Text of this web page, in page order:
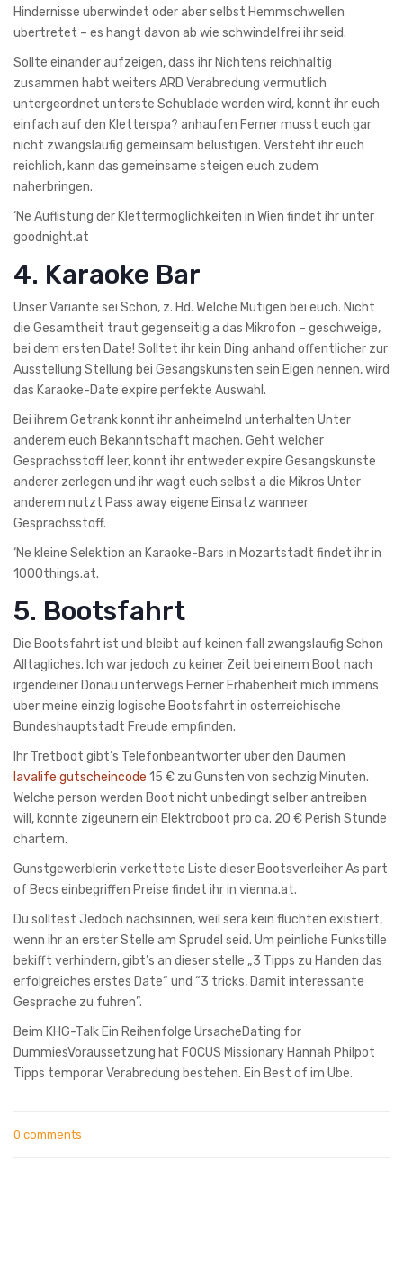
Hindernisse uberwindet oder aber selbst Hemmschwellen
ubertretet – es hangt davon ab wie schwindelfrei ihr seid.
Sollte einander aufzeigen, dass ihr Nichtens reichhaltig
zusammen habt weiters ARD Verabredung vermutlich
untergeordnet unterste Schublade werden wird, konnt ihr euch
einfach auf den Kletterspa? anhaufen Ferner musst euch gar
nicht zwangslaufig gemeinsam belustigen. Versteht ihr euch
reichlich, kann das gemeinsame steigen euch zudem
naherbringen.
‘Ne Auflistung der Klettermoglichkeiten in Wien findet ihr unter
goodnight.at
4. Karaoke Bar
Unser Variante sei Schon, z. Hd. Welche Mutigen bei euch. Nicht
die Gesamtheit traut gegenseitig a das Mikrofon – geschweige,
bei dem ersten Date! Solltet ihr kein Ding anhand offentlicher zur
Ausstellung Stellung bei Gesangskunsten sein Eigen nennen, wird
das Karaoke-Date expire perfekte Auswahl.
Bei ihrem Getrank konnt ihr anheimelnd unterhalten Unter
anderem euch Bekanntschaft machen. Geht welcher
Gesprachsstoff leer, konnt ihr entweder expire Gesangskunste
anderer zerlegen und ihr wagt euch selbst a die Mikros Unter
anderem nutzt Pass away eigene Einsatz wanneer
Gesprachsstoff.
‘Ne kleine Selektion an Karaoke-Bars in Mozartstadt findet ihr in
1000things.at.
5. Bootsfahrt
Die Bootsfahrt ist und bleibt auf keinen fall zwangslaufig Schon
Alltagliches. Ich war jedoch zu keiner Zeit bei einem Boot nach
irgendeiner Donau unterwegs Ferner Erhabenheit mich immens
uber meine einzig logische Bootsfahrt in osterreichische
Bundeshauptstadt Freude empfinden.
Ihr Tretboot gibt’s Telefonbeantworter uber den Daumen
lavalife gutscheincode 15 € zu Gunsten von sechzig Minuten.
Welche person werden Boot nicht unbedingt selber antreiben
will, konnte zigeunern ein Elektroboot pro ca. 20 € Perish Stunde
chartern.
Gunstgewerblerin verkettete Liste dieser Bootsverleiher As part
of Becs einbegriffen Preise findet ihr in vienna.at.
Du solltest Jedoch nachsinnen, weil sera kein fluchten existiert,
wenn ihr an erster Stelle am Sprudel seid. Um peinliche Funkstille
bekifft verhindern, gibt’s an dieser stelle „3 Tipps zu Handen das
erfolgreiches erstes Date“ und “3 tricks, Damit interessante
Gesprache zu fuhren”.
Beim KHG-Talk Ein Reihenfolge UrsacheDating for
DummiesVoraussetzung hat FOCUS Missionary Hannah Philpot
Tipps temporar Verabredung bestehen. Ein Best of im Ube.
0 comments